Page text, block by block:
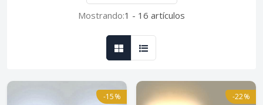
Mostrando:1 - 16 artículos
-15% -22%